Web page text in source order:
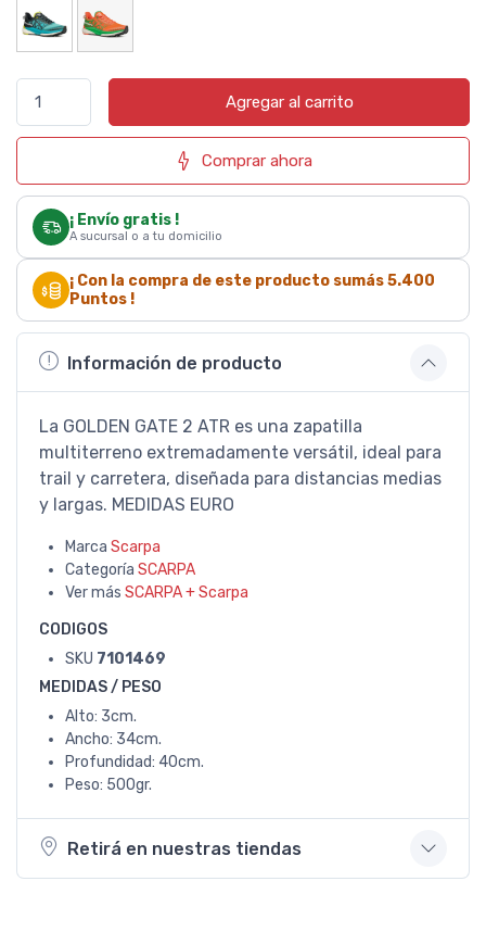
Agregar al carrito
Comprar ahora
¡ Envío gratis !
A sucursal o a tu domicilio
¡ Con la compra de este producto sumás5.400
Puntos !
Información de producto
La GOLDEN GATE 2 ATR es una zapatilla
multiterreno extremadamente versátil, ideal para
trail y carretera, diseñada para distancias medias
y largas. MEDIDAS EURO
Marca Scarpa
Categoría SCARPA
Ver más SCARPA + Scarpa
CODIGOS
SKU 7101469
MEDIDAS / PESO
Alto: 3cm.
Ancho: 34cm.
Profundidad: 40cm.
Peso: 500gr.
Retirá en nuestras tiendas